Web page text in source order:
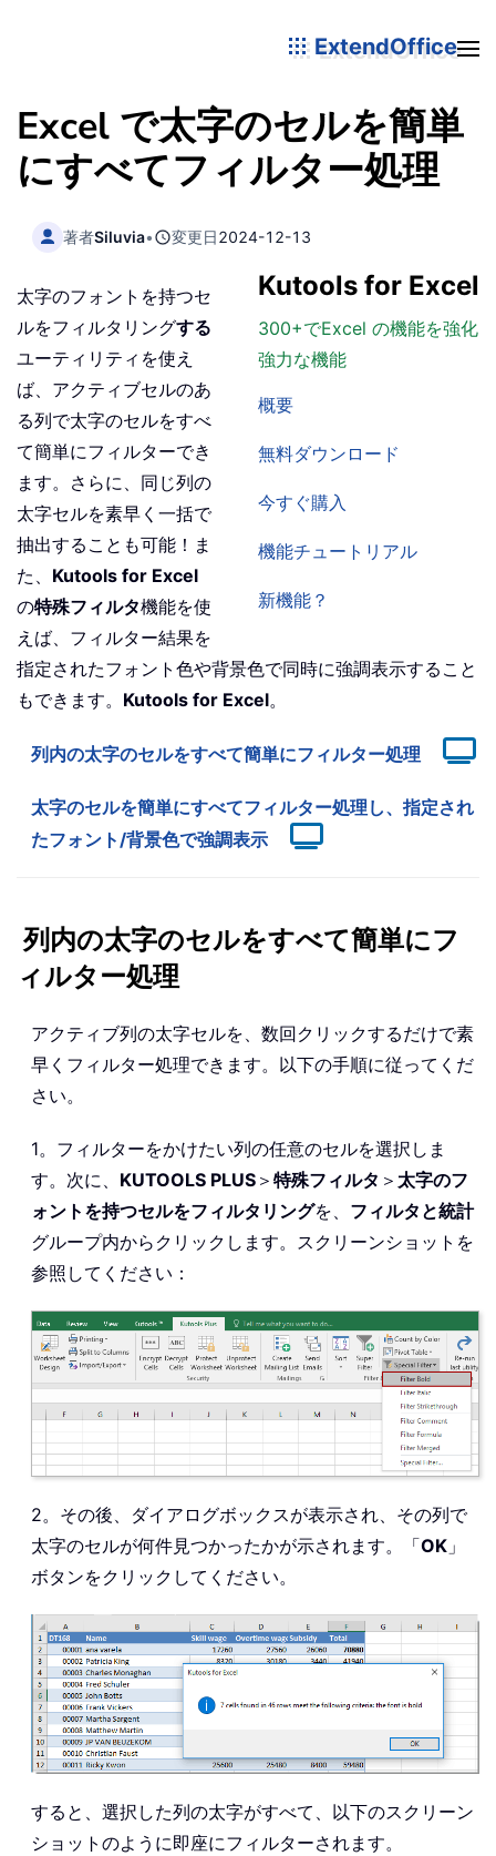
ExtendOffice
Excel で太字のセルを簡単
にすべてフィルター処理
著者Siluvia• 変更日2024-12-13
Kutools for Excel
300+でExcel の機能を強化
強力な機能
概要
無料ダウンロード
今すぐ購入
機能チュートリアル
新機能？
太字のフォントを持つセ
ルをフィルタリングする
ユーティリティを使え
ば、アクティブセルのあ
る列で太字のセルをすべ
て簡単にフィルターでき
ます。さらに、同じ列の
太字セルを素早く一括で
抽出することも可能！ま
た、 Kutools for Excel
の特殊フィルタ機能を使
えば、フィルター結果を
指定されたフォント色や背景色で同時に強調表示すること
もできます。 Kutools for Excel。
列内の太字のセルをすべて簡単にフィルター処理
太字のセルを簡単にすべてフィルター処理し、指定され
たフォント/背景色で強調表示
列内の太字のセルをすべて簡単にフ
ィルター処理
アクティブ列の太字セルを、数回クリックするだけで素
早くフィルター処理できます。以下の手順に従ってくだ
さい。
1。フィルターをかけたい列の任意のセルを選択しま
す。次に、 KUTOOLS PLUS ＞ 特殊フィルタ ＞ 太字のフ
ォントを持つセルをフィルタリングを、 フィルタと統計
グループ内からクリックします。スクリーンショットを
参照してください：
2。その後、ダイアログボックスが表示され、その列で
太字のセルが何件見つかったかが示されます。「OK 」
ボタンをクリックしてください。
すると、選択した列の太字がすべて、以下のスクリーン
ショットのように即座にフィルターされます。